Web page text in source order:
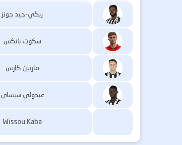
ريكي-جيد جونز
سكوت بانكس
مارتين كارس
عبدولي سيساي
Wissou Kaba